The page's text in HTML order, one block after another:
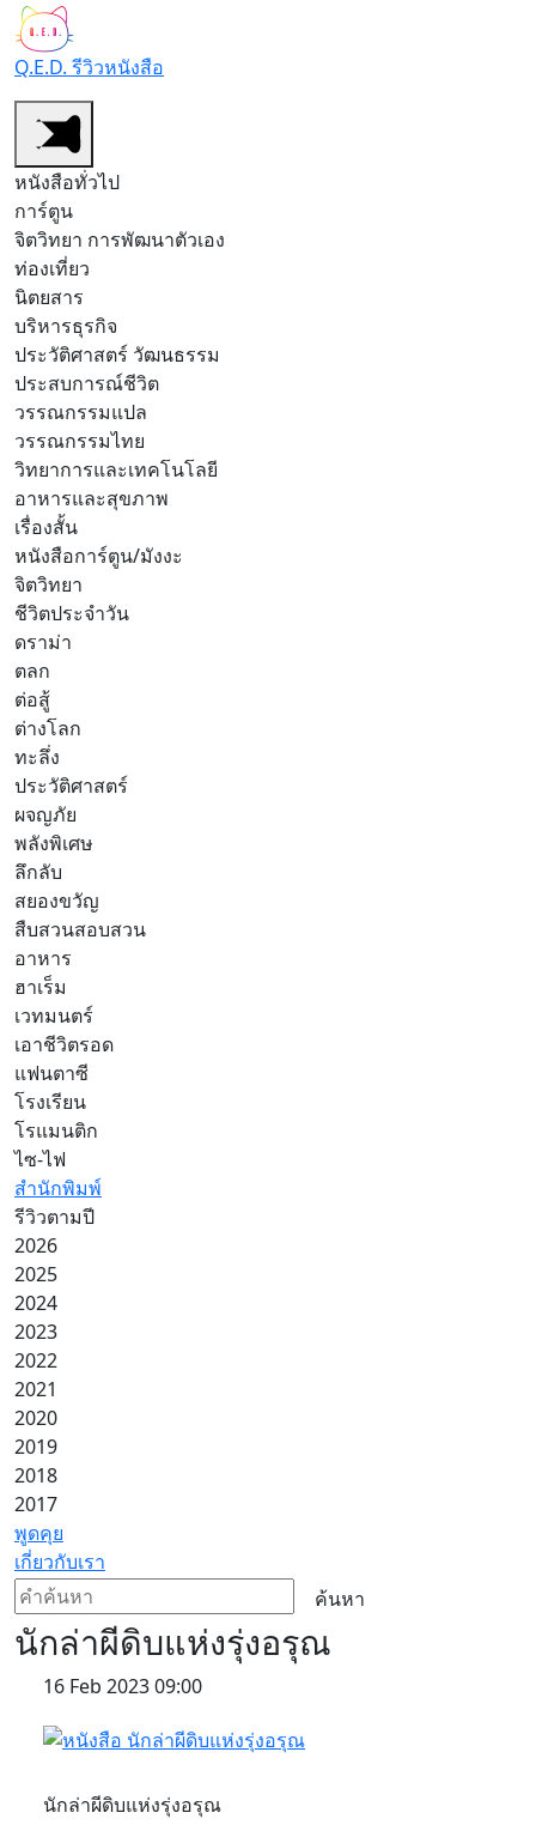
Q.E.D. รีวิวหนังสือ
หนังสือทั่วไป
การ์ตูน
จิตวิทยา การพัฒนาตัวเอง
ท่องเที่ยว
นิตยสาร
บริหารธุรกิจ
ประวัติศาสตร์ วัฒนธรรม
ประสบการณ์ชีวิต
วรรณกรรมแปล
วรรณกรรมไทย
วิทยาการและเทคโนโลยี
อาหารและสุขภาพ
เรื่องสั้น
หนังสือการ์ตูน/มังงะ
จิตวิทยา
ชีวิตประจำวัน
ดราม่า
ตลก
ต่อสู้
ต่างโลก
ทะลึ่ง
ประวัติศาสตร์
ผจญภัย
พลังพิเศษ
ลึกลับ
สยองขวัญ
สืบสวนสอบสวน
อาหาร
ฮาเร็ม
เวทมนตร์
เอาชีวิตรอด
แฟนตาซี
โรงเรียน
โรแมนติก
ไซ-ไฟ
สำนักพิมพ์
รีวิวตามปี
2026
2025
2024
2023
2022
2021
2020
2019
2018
2017
พูดคุย
เกี่ยวกับเรา
ค้นหา
นักล่าผีดิบแห่งรุ่งอรุณ
16 Feb 2023 09:00
นักล่าผีดิบแห่งรุ่งอรุณ